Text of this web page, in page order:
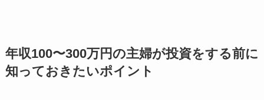
年収100〜300万円の主婦が投資をする前に
知っておきたいポイント